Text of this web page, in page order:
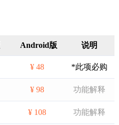
Android版 说明
¥ 48 *此项必购
¥ 98 功能解释
¥ 108 功能解释